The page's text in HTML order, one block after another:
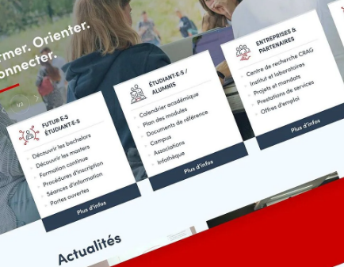
Actualités
Digital Trends